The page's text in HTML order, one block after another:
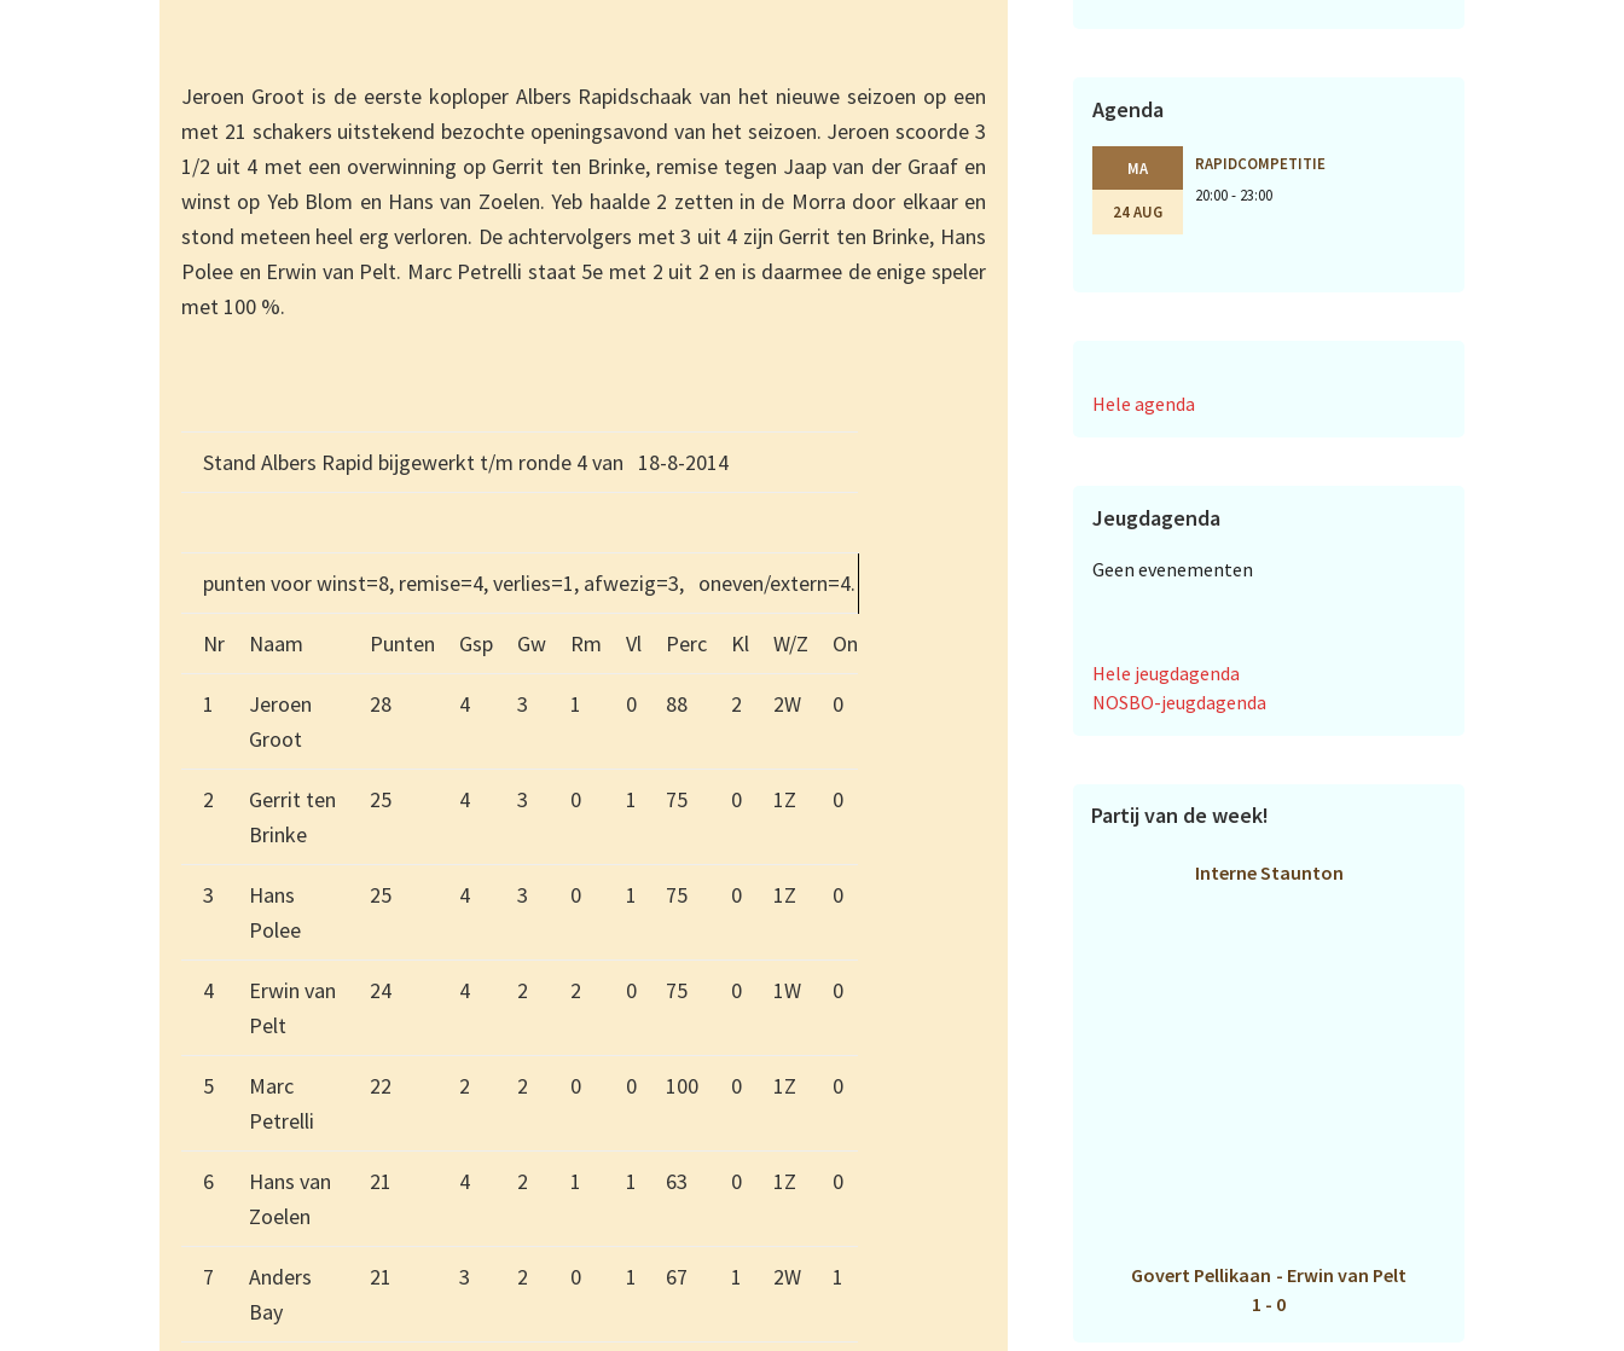
Jeroen Groot is de eerste koploper Albers Rapidschaak van het nieuwe seizoen op een
met 21 schakers uitstekend bezochte openingsavond van het seizoen. Jeroen scoorde 3
1/2 uit 4 met een overwinning op Gerrit ten Brinke, remise tegen Jaap van der Graaf en
winst op Yeb Blom en Hans van Zoelen. Yeb haalde 2 zetten in de Morra door elkaar en
stond meteen heel erg verloren. De achtervolgers met 3 uit 4 zijn Gerrit ten Brinke, Hans
Polee en Erwin van Pelt. Marc Petrelli staat 5e met 2 uit 2 en is daarmee de enige speler
met 100 %.
Stand Albers Rapid bijgewerkt t/m ronde 4 van 18-8-2014
punten voor winst=8, remise=4, verlies=1, afwezig=3, oneven/extern=4.
Nr Naam Punten Gsp Gw Rm Vl Perc Kl W/Z On
1
Jeroen
Groot
28 4 3 1 0 88 2 2W 0
2
Gerrit ten
Brinke
25 4 3 0 1 75 0 1Z 0
3
Hans
Polee
25 4 3 0 1 75 0 1Z 0
4
Erwin van
Pelt
24 4 2 2 0 75 0 1W 0
5
Marc
Petrelli
22 2 2 0 0 100 0 1Z 0
6
Hans van
Zoelen
21 4 2 1 1 63 0 1Z 0
7
Anders
Bay
21 3 2 0 1 67 1 2W 1
Agenda
MA
24 AUG
RAPIDCOMPETITIE
20:00 - 23:00
Hele agenda
Jeugdagenda
Geen evenementen
Hele jeugdagenda
NOSBO-jeugdagenda
Partij van de week!
Interne Staunton
Govert Pellikaan - Erwin van Pelt
1 - 0